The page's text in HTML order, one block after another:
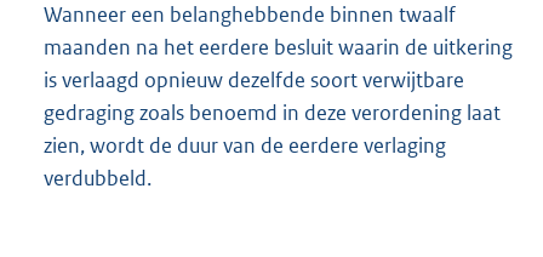
Wanneer een belanghebbende binnen twaalf
maanden na het eerdere besluit waarin de uitkering
is verlaagd opnieuw dezelfde soort verwijtbare
gedraging zoals benoemd in deze verordening laat
zien, wordt de duur van de eerdere verlaging
verdubbeld.